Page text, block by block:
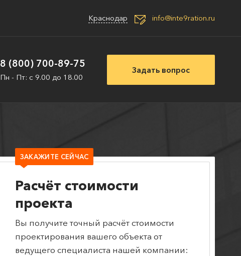
Краснодар info@inte9ration.ru
8 (800) 700-89-75
Пн - Пт: с 9.00 до 18.00
Задать вопрос
ЗАКАЖИТЕ СЕЙЧАС
Расчёт стоимости
проекта
Вы получите точный расчёт стоимости
проектирования вашего объекта от
ведущего специалиста нашей компании: